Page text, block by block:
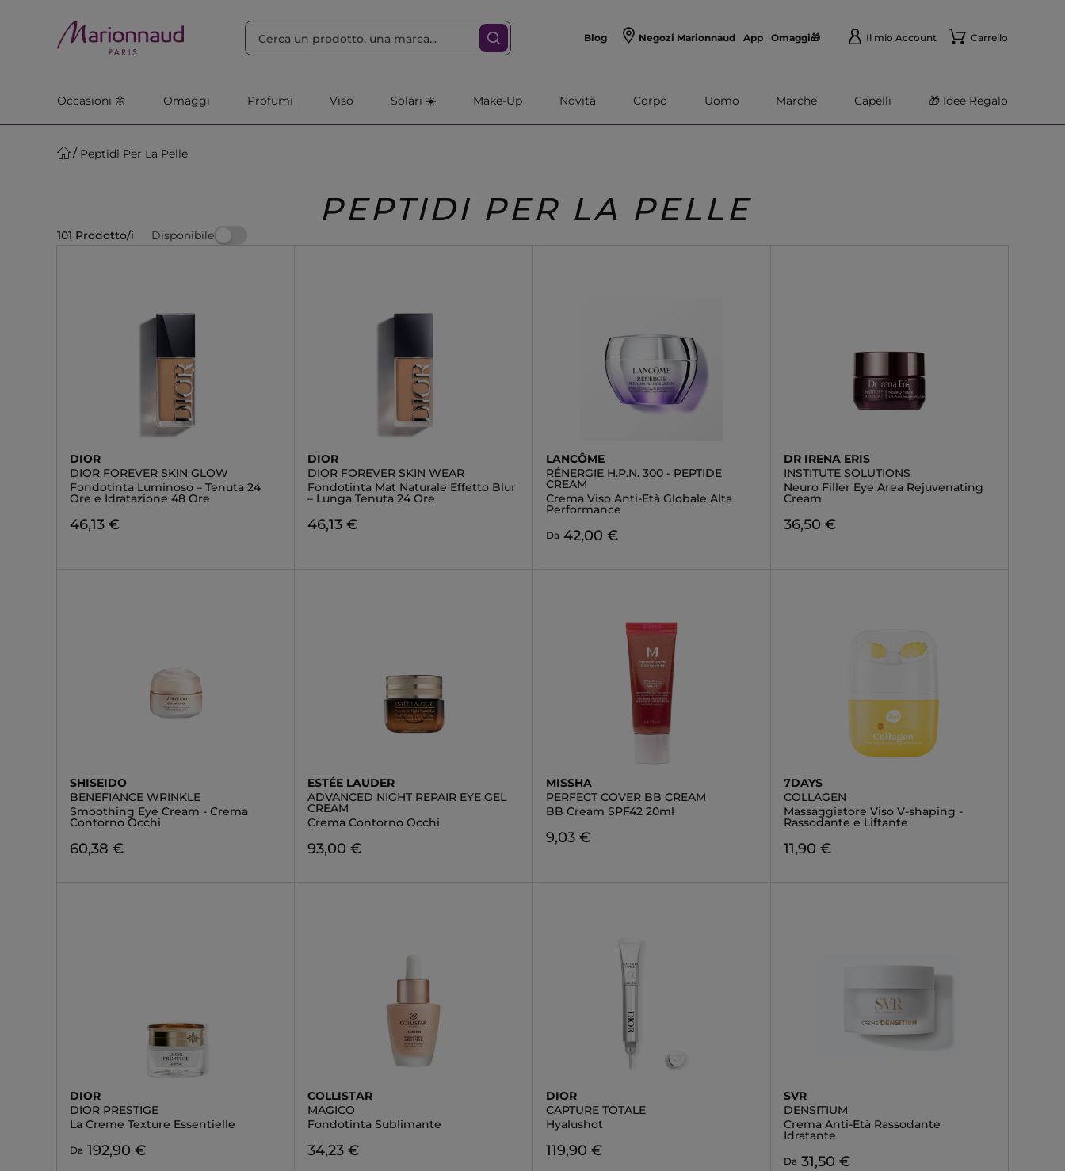
Blog Negozi Marionnaud App Omaggi🎁 Il mio Account Carrello
Occasioni 🌼 Omaggi Profumi Viso Solari ☀️ Make-Up Novità Corpo Uomo Marche Capelli 🎁 Idee Regalo
Peptidi Per La Pelle
PEPTIDI PER LA PELLE
101 Prodotto/i Disponibile
DIOR
DIOR FOREVER SKIN GLOW
Fondotinta Luminoso – Tenuta 24
Ore e Idratazione 48 Ore
46,13 €
DIOR
DIOR FOREVER SKIN WEAR
Fondotinta Mat Naturale Effetto Blur
– Lunga Tenuta 24 Ore
46,13 €
LANCÔME
RÉNERGIE H.P.N. 300 - PEPTIDE
CREAM
Crema Viso Anti-Età Globale Alta
Performance
Da 42,00 €
DR IRENA ERIS
INSTITUTE SOLUTIONS
Neuro Filler Eye Area Rejuvenating
Cream
36,50 €
SHISEIDO
BENEFIANCE WRINKLE
Smoothing Eye Cream - Crema
Contorno Occhi
60,38 €
ESTÉE LAUDER
ADVANCED NIGHT REPAIR EYE GEL
CREAM
Crema Contorno Occhi
93,00 €
MISSHA
PERFECT COVER BB CREAM
BB Cream SPF42 20ml
9,03 €
7DAYS
COLLAGEN
Massaggiatore Viso V-shaping -
Rassodante e Liftante
11,90 €
DIOR
DIOR PRESTIGE
La Creme Texture Essentielle
Da 192,90 €
COLLISTAR
MAGICO
Fondotinta Sublimante
34,23 €
DIOR
CAPTURE TOTALE
Hyalushot
119,90 €
SVR
DENSITIUM
Crema Anti-Età Rassodante
Idratante
Da 31,50 €